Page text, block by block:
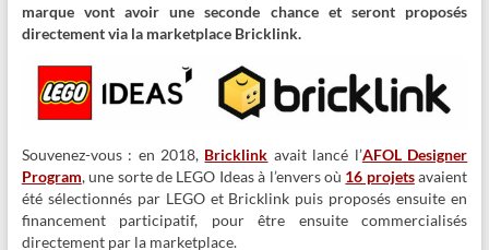
marque vont avoir une seconde chance et seront proposés
directement via la marketplace Bricklink.
Souvenez-vous : en 2018, Bricklink avait lancé l’AFOL Designer
Program, une sorte de LEGO Ideas à l’envers où 16 projetsavaient
été sélectionnés par LEGO et Bricklink puis proposés ensuite en
financement participatif, pour être ensuite commercialisés
directement par la marketplace.